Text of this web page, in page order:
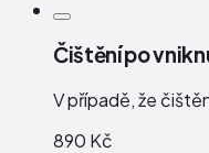
Čištění po
V případě, že
890 Kč